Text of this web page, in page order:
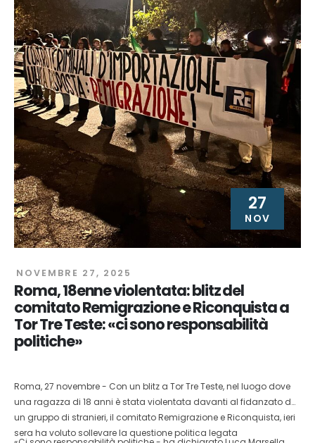
27
NOV
NOVEMBRE 27, 2025
Roma, 18enne violentata: blitz del
comitato Remigrazione e Riconquista a
Tor Tre Teste: «ci sono responsabilità
politiche»
Roma, 27 novembre - Con un blitz a Tor Tre Teste, nel luogo dove
una ragazza di 18 anni è stata violentata davanti al fidanzato da
un gruppo di stranieri, il comitato Remigrazione e Riconquista, ieri
sera ha voluto sollevare la questione politica legata